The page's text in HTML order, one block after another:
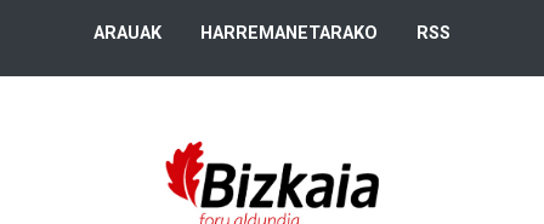
ARAUAK HARREMANETARAKO RSS